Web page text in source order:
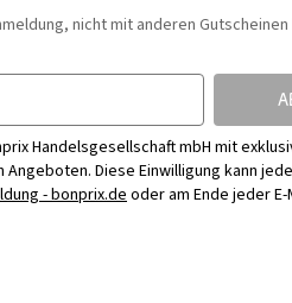
nicht mit anderen
Handelsgesellschaft mbH mit
Diese Einwilligung kann
- bonprix.deoder am Ende jeder